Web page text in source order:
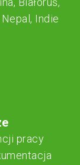
Indie
pracy